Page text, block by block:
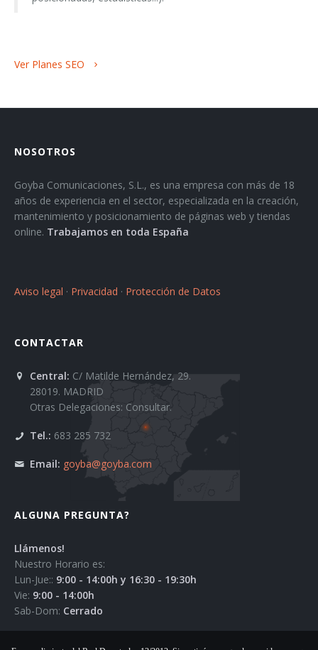
Ver Planes SEO
NOSOTROS
Goyba Comunicaciones, S.L., es una empresa con más de 18
años de experiencia en el sector, especializada en la creación,
mantenimiento y posicionamiento de páginas web y tiendas
online. Trabajamos en toda España
Aviso legal · Privacidad · Protección de Datos
CONTACTAR
Central: C/ Matilde Hernández, 29.
28019. MADRID
Otras Delegaciones: Consultar.
Tel.: 683 285 732
Email: goyba@goyba.com
ALGUNA PREGUNTA?
Llámenos!
Nuestro Horario es:
Lun-Jue:: 9:00 - 14:00h y 16:30 - 19:30h
Vie: 9:00 - 14:00h
Sab-Dom: Cerrado